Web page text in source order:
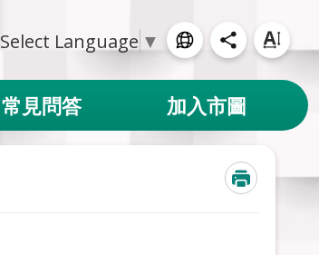
Select Language ▼
常見問答 加入市圖